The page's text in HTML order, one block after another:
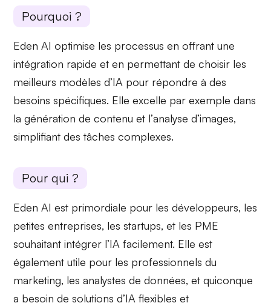
Pourquoi ?
Eden AI optimise les processus en offrant une
intégration rapide et en permettant de choisir les
meilleurs modèles d’IA pour répondre à des
besoins spécifiques. Elle excelle par exemple dans
lagénération de contenu et l’analyse d’images,
simplifiant des tâches complexes.
Pour qui ?
Eden AI est primordiale pour lesdéveloppeurs, les
petites entreprises, lesstartups, et les PME
souhaitant intégrer l’IA facilement. Elle est
également utile pour les professionnels du
marketing, lesanalystes de données, et quiconque
a besoin de solutions d’IA flexibles et